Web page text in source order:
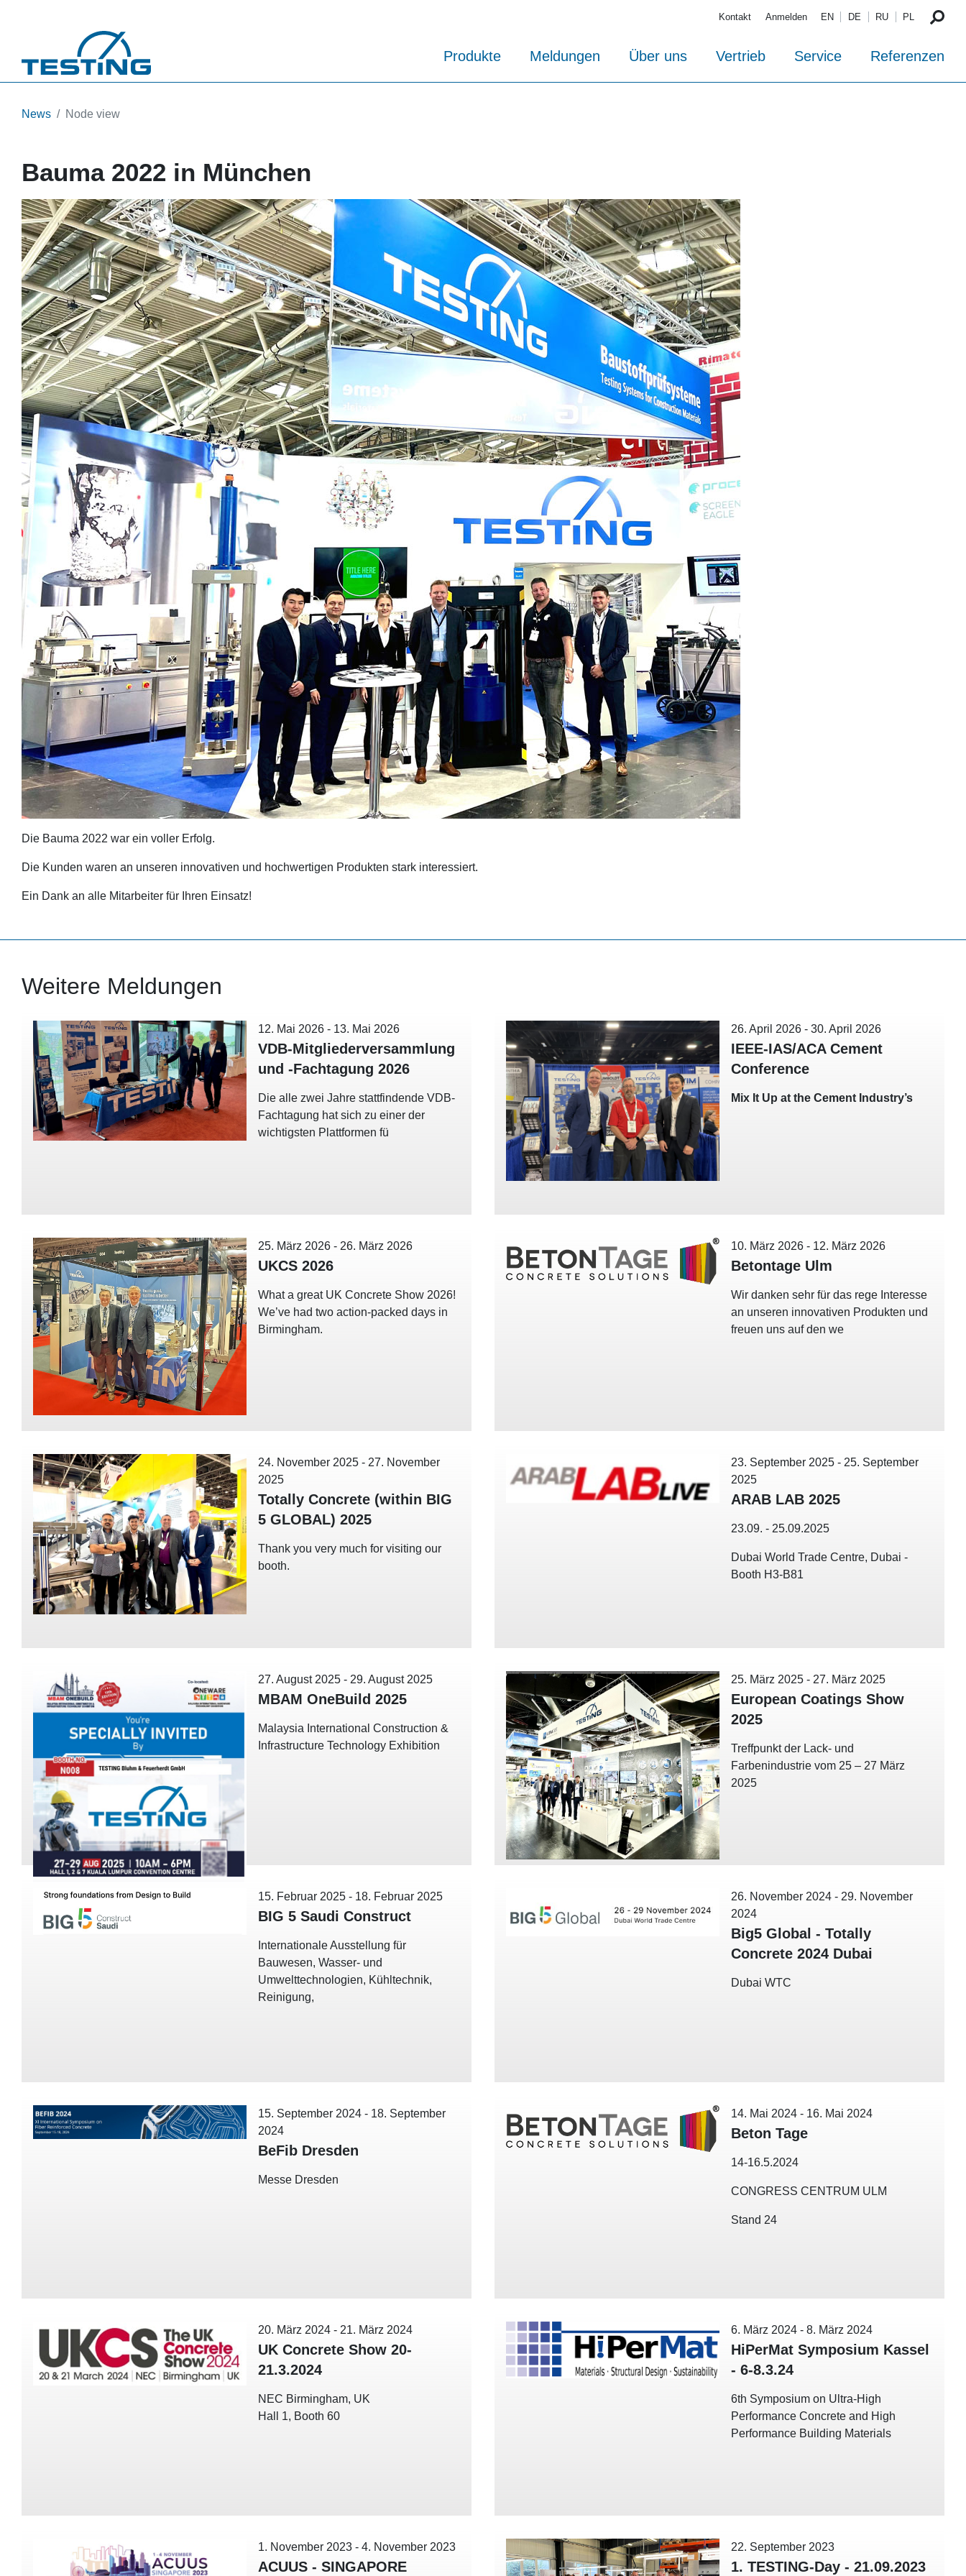
Kontakt Anmelden EN DE RU PL
Produkte Meldungen Über uns Vertrieb Service Referenzen
News Node view
Bauma 2022 in München
Die Bauma 2022 war ein voller Erfolg.
Die Kunden waren an unseren innovativen und hochwertigen Produkten stark interessiert.
Ein Dank an alle Mitarbeiter für Ihren Einsatz!
Weitere Meldungen
12. Mai 2026 - 13. Mai 2026
VDB-Mitgliederversammlung
und -Fachtagung 2026
Die alle zwei Jahre stattfindende VDB-
Fachtagung hat sich zu einer der
wichtigsten Plattformen fü
26. April 2026 - 30. April 2026
IEEE-IAS/ACA Cement
Conference
Mix It Up at the Cement Industry’s
25. März 2026 - 26. März 2026
UKCS 2026
What a great UK Concrete Show 2026!
We’ve had two action-packed days in
Birmingham.
10. März 2026 - 12. März 2026
Betontage Ulm
Wir danken sehr für das rege Interesse
an unseren innovativen Produkten und
freuen uns auf den we
24. November 2025 - 27. November
2025
Totally Concrete (within BIG
5 GLOBAL) 2025
Thank you very much for visiting our
booth.
23. September 2025 - 25. September
2025
ARAB LAB 2025
23.09. - 25.09.2025
Dubai World Trade Centre, Dubai -
Booth H3-B81
27. August 2025 - 29. August 2025
MBAM OneBuild 2025
Malaysia International Construction &
Infrastructure Technology Exhibition
25. März 2025 - 27. März 2025
European Coatings Show
2025
Treffpunkt der Lack- und
Farbenindustrie vom 25 – 27 März
2025
15. Februar 2025 - 18. Februar 2025
BIG 5 Saudi Construct
Internationale Ausstellung für
Bauwesen, Wasser- und
Umwelttechnologien, Kühltechnik,
Reinigung,
26. November 2024 - 29. November
2024
Big5 Global - Totally
Concrete 2024 Dubai
Dubai WTC
15. September 2024 - 18. September
2024
BeFib Dresden
Messe Dresden
14. Mai 2024 - 16. Mai 2024
Beton Tage
14-16.5.2024
CONGRESS CENTRUM ULM
Stand 24
20. März 2024 - 21. März 2024
UK Concrete Show 20-
21.3.2024
NEC Birmingham, UK
Hall 1, Booth 60
6. März 2024 - 8. März 2024
HiPerMat Symposium Kassel
- 6-8.3.24
6th Symposium on Ultra-High
Performance Concrete and High
Performance Building Materials
1. November 2023 - 4. November 2023
ACUUS - SINGAPORE
22. September 2023
1. TESTING-Day - 21.09.2023